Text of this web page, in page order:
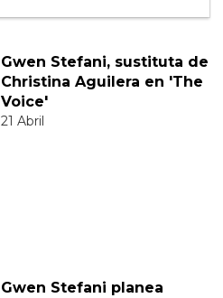
Gwen Stefani, sustituta de
Christina Aguilera en 'The
Voice'
21 Abril
Gwen Stefani planea